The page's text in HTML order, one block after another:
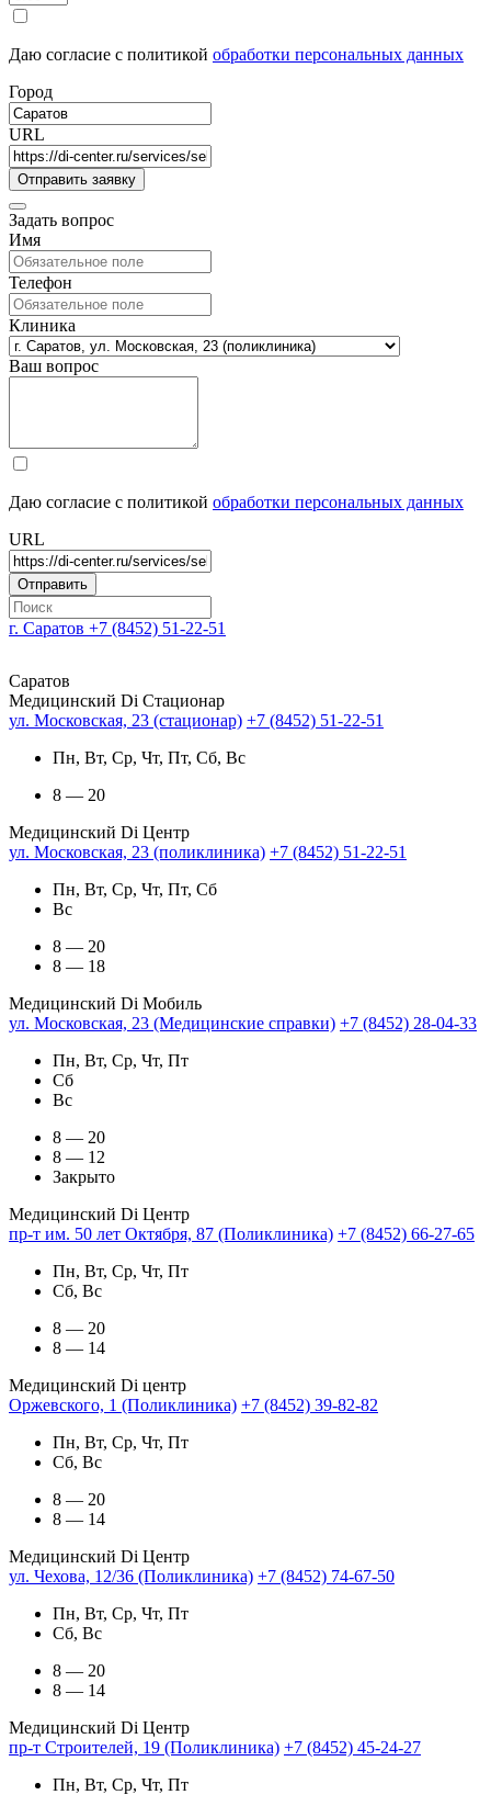
Даю согласие с политикой обработки персональных данных
Город
URL
Задать вопрос
Имя
Телефон
Клиника
Ваш вопрос
Даю согласие с политикой обработки персональных данных
URL
г. Саратов +7 (8452) 51-22-51
Саратов
Медицинский Di Стационар
ул. Московская, 23 (стационар) +7 (8452) 51-22-51
Пн, Вт, Ср, Чт, Пт, Сб, Вс
8 — 20
Медицинский Di Центр
ул. Московская, 23 (поликлиника) +7 (8452) 51-22-51
Пн, Вт, Ср, Чт, Пт, Сб
Вс
8 — 20
8 — 18
Медицинский Di Мобиль
ул. Московская, 23 (Медицинские справки) +7 (8452) 28-04-33
Пн, Вт, Ср, Чт, Пт
Сб
Вс
8 — 20
8 — 12
Закрыто
Медицинский Di Центр
пр-т им. 50 лет Октября, 87 (Поликлиника) +7 (8452) 66-27-65
Пн, Вт, Ср, Чт, Пт
Сб, Вс
8 — 20
8 — 14
Медицинский Di центр
Оржевского, 1 (Поликлиника) +7 (8452) 39-82-82
Пн, Вт, Ср, Чт, Пт
Сб, Вс
8 — 20
8 — 14
Медицинский Di Центр
ул. Чехова, 12/36 (Поликлиника) +7 (8452) 74-67-50
Пн, Вт, Ср, Чт, Пт
Сб, Вс
8 — 20
8 — 14
Медицинский Di Центр
пр-т Строителей, 19 (Поликлиника) +7 (8452) 45-24-27
Пн, Вт, Ср, Чт, Пт